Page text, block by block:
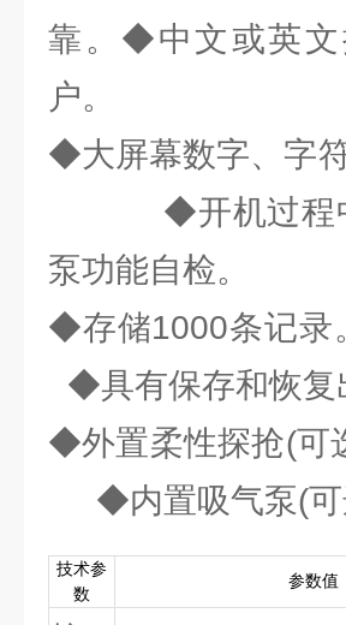
靠。◆中文或英文
户。
◆大屏幕数字、
◆开机过程中对
泵功能自检。
◆存储
◆具有保存和恢复
◆外置柔
◆内置吸气泵(可
技术参
数
参数值